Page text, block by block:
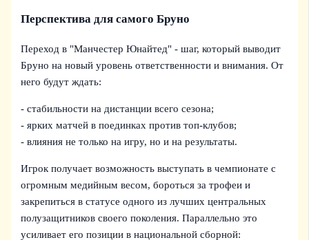
Перспектива для самого Бруно
Переход в "Манчестер Юнайтед" - шаг, который выводит
Бруно на новый уровень ответственности и внимания. От
него будут ждать:
- стабильности на дистанции всего сезона;
- ярких матчей в поединках против топ-клубов;
- влияния не только на игру, но и на результаты.
Игрок получает возможность выступать в чемпионате с
огромным медийным весом, бороться за трофеи и
закрепиться в статусе одного из лучших центральных
полузащитников своего поколения. Параллельно это
усиливает его позиции в национальной сборной: